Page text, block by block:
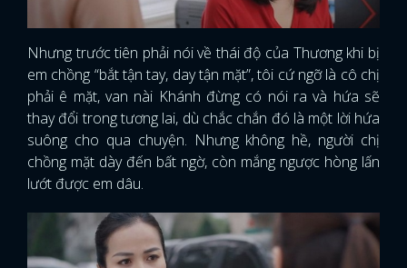
Nhưng trước tiên phải nói về thái độ của Thương khi bị
em chồng “bắt tận tay, day tận mặt”, tôi cứ ngỡ là cô chị
phải ê mặt, van nài Khánh đừng có nói ra và hứa sẽ
thay đổi trong tương lai, dù chắc chắn đó là một lời hứa
suông cho qua chuyện. Nhưng không hề, người chị
chồng mặt dày đến bất ngờ, còn mắng ngược hòng lấn
lướt được em dâu.